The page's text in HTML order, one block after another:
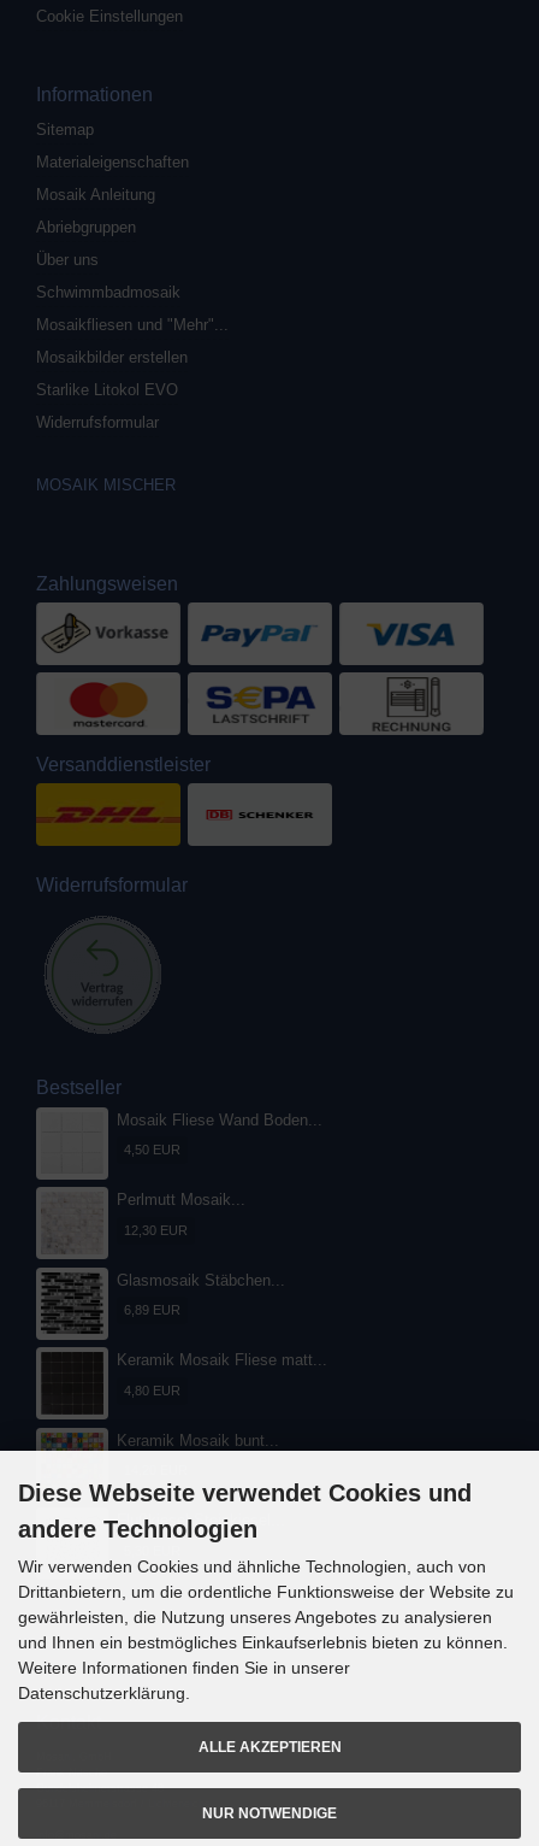
Cookie Einstellungen
Informationen
Sitemap
Materialeigenschaften
Mosaik Anleitung
Abriebgruppen
Über uns
Schwimmbadmosaik
Mosaikfliesen und "Mehr"...
Mosaikbilder erstellen
Starlike Litokol EVO
Widerrufsformular
MOSAIK MISCHER
Zahlungsweisen
Versanddienstleister
Widerrufsformular
Bestseller
Mosaik Fliese Wand Boden...
4,50 EUR
Perlmutt Mosaik...
12,30 EUR
Glasmosaik Stäbchen...
6,89 EUR
Keramik Mosaik Fliese matt...
4,80 EUR
Keramik Mosaik bunt...
Flußkiesel Steinkiesel...
Kontakt
Frank Nitsche
Gundelsheimerstrasse 48
Diese Webseite verwendet Cookies und
andere Technologien
Wir verwenden Cookies und ähnliche Technologien, auch von
Drittanbietern, um die ordentliche Funktionsweise der Website zu
gewährleisten, die Nutzung unseres Angebotes zu analysieren
und Ihnen ein bestmögliches Einkaufserlebnis bieten zu können.
Weitere Informationen finden Sie in unserer
Datenschutzerklärung.
ALLE AKZEPTIEREN
NUR NOTWENDIGE